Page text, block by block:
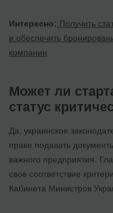
Интересно: Получить
и обеспечить
компании
Может ли
статус
Да, украинское
праве подавать
важного предприятия.
свое соответствие
Кабинета Министров